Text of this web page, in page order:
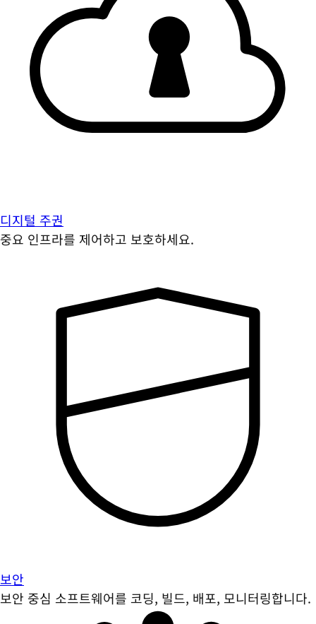
디지털 주권
중요 인프라를 제어하고 보호하세요.
보안
보안 중심 소프트웨어를 코딩, 빌드, 배포, 모니터링합니다.